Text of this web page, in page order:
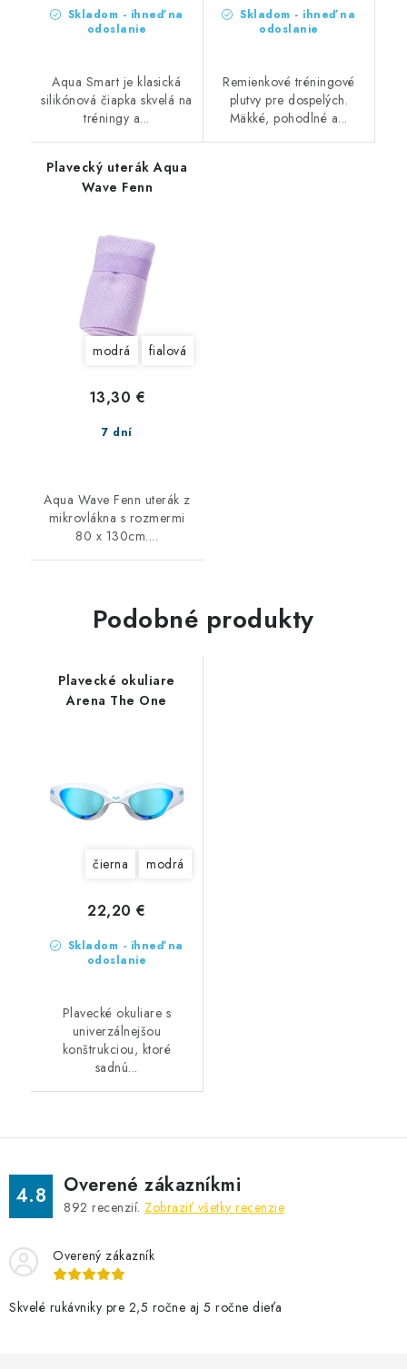
Skladom - ihneď na
odoslanie
Aqua Smart je klasická
silikónová čiapka skvelá na
tréningy a...
Skladom - ihneď na
odoslanie
Remienkové tréningové
plutvy pre dospelých.
Mäkké, pohodlné a...
Plavecký uterák Aqua
Wave Fenn
modrá fialová
7 dní
13,30 €
Aqua Wave Fenn uterák z
mikrovlákna s rozmermi
80 x 130cm....
Podobné produkty
Plavecké okuliare
Arena The One
čierna modrá
Skladom - ihneď na
odoslanie
22,20 €
Plavecké okuliare s
univerzálnejšou
konštrukciou, ktoré
sadnú...
4.8 Overené zákazníkmi
892 recenzií. Zobraziť všetky recenzie
Overený zákazník
Skvelé rukávniky pre 2,5 ročne aj 5 ročne dieťa